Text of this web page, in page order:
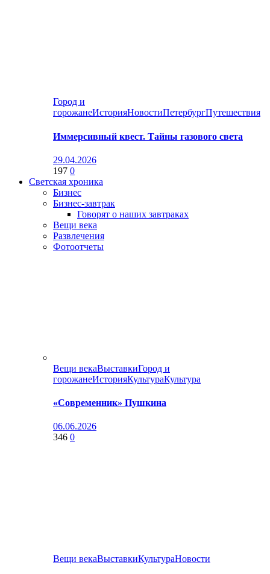
Город и
горожанеИсторияНовостиПетербургПутешествия
Иммерсивный квест. Тайны газового света
29.04.2026
197 0
Светская хроника
Бизнес
Бизнес-завтрак
Говорят о наших завтраках
Вещи века
Развлечения
Фотоотчеты
Вещи векаВыставкиГород и
горожанеИсторияКультураКультура
«Современник» Пушкина
06.06.2026
346 0
Вещи векаВыставкиКультураНовости